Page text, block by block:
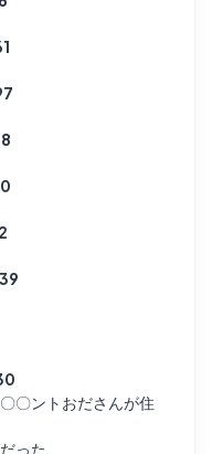
〇ントおださんが住
った